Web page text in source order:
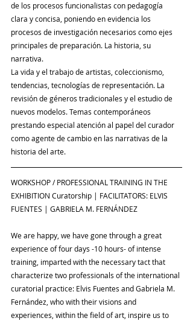
de los procesos funcionalistas con pedagogía
clara y concisa, poniendo en evidencia los
procesos de investigación necesarios como ejes
principales de preparación. La historia, su
narrativa.
La vida y el trabajo de artistas, coleccionismo,
tendencias, tecnologías de representación. La
revisión de géneros tradicionales y el estudio de
nuevos modelos. Temas contemporáneos
prestando especial atención al papel del curador
como agente de cambio en las narrativas de la
historia del arte.
WORKSHOP / PROFESSIONAL TRAINING IN THE
EXHIBITION Curatorship | FACILITATORS: ELVIS
FUENTES | GABRIELA M. FERNÁNDEZ
We are happy, we have gone through a great
experience of four days -10 hours- of intense
training, imparted with the necessary tact that
characterize two professionals of the international
curatorial practice: Elvis Fuentes and Gabriela M.
Fernández, who with their visions and
experiences, within the field of art, inspire us to